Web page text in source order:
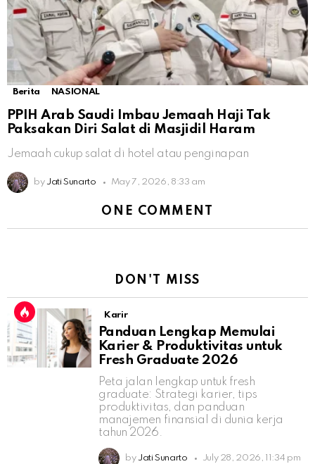
Berita NASIONAL
PPIH Arab Saudi Imbau Jemaah Haji Tak
Paksakan Diri Salat di Masjidil Haram
Jemaah cukup salat di hotel atau penginapan
by Jati Sunarto May 7, 2026, 8:33 am
ONE COMMENT
DON'T MISS
Karir
Panduan Lengkap Memulai
Karier & Produktivitas untuk
Fresh Graduate 2026
Peta jalan lengkap untuk fresh
graduate: Strategi karier, tips
produktivitas, dan panduan
manajemen finansial di dunia kerja
tahun 2026.
by Jati Sunarto July 28, 2026, 11:34 pm